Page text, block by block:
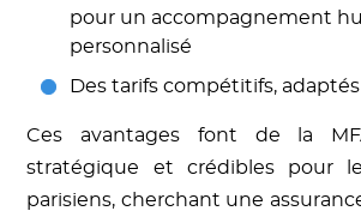
pour un accompagnement
personnalisé
Des tarifs compétitifs,
Ces avantages font de la
stratégique et crédibles pour
parisiens, cherchant une